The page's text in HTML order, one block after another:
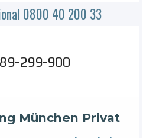
0800 40 200 33
299-900
München Privat